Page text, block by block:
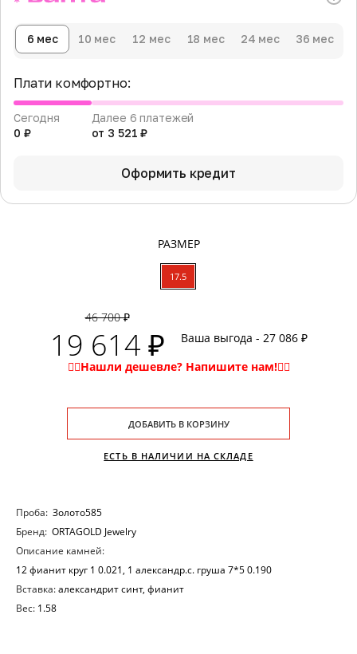
46 700 ₽
19 614 ₽ Ваша выгода - 27 086 ₽
6 мес 10 мес 12 мес 18 мес 24 мес 36 мес
Плати комфортно:
Сегодня
0 ₽
Далее 6 платежей
от 3 521 ₽
Оформить кредит
РАЗМЕР
17.5
ДОБАВИТЬ В КОРЗИНУ
ЕСТЬ В НАЛИЧИИ НА СКЛАДЕ
Проба: Золото585
Бренд: ORTAGOLD Jewelry
Описание камней:
12 фианит круг 1 0.021, 1 александр.с. груша 7*5 0.190
Вставка:александрит синт, фианит
Вес: 1.58